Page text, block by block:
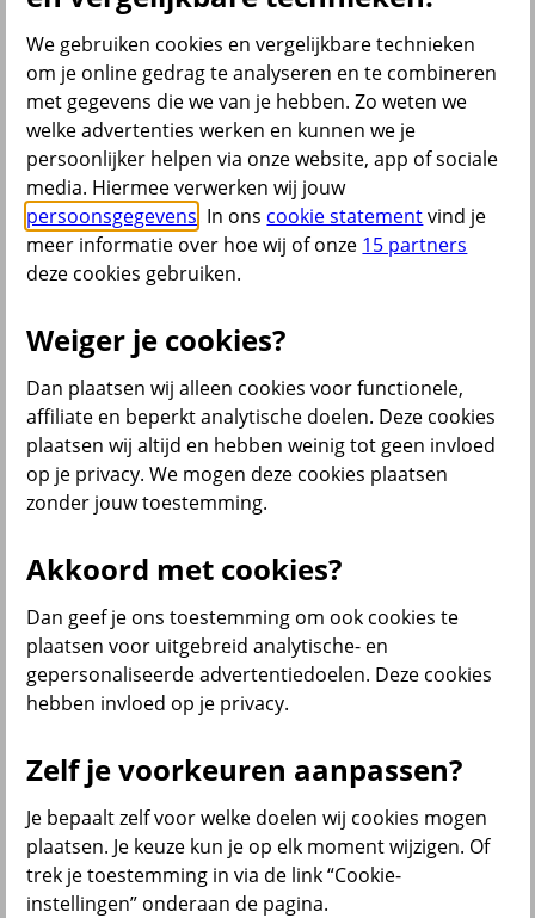
Bekijk ook
All Risk Autoverzekering
Car insurance Netherlands
Groene kaart auto
Kentekencheck
WA Autoverzekering
WA+ Beperkt Casco Autoverzekering
Bakfiets verzekeren
Collectiviteitskorting
Schade melden
Wijzigen uitvaartverzekering
terug
Beleggen
Beleggingsrekening
Beleggen
Starten met beleggen
Beleggen voor beginners
Pensioen beleggen
Periodiek beleggen
Rendement berekenen
Beleggen in beleggingsfondsen
Beleggingsfonds update
Verantwoord beleggen
Beleggen met onze app
Sparen of beleggen
We gebruiken cookies en vergelijkbare technieken
om je online gedrag te analyseren en te combineren
met gegevens die we van je hebben. Zo weten we
welke advertenties werken en kunnen we je
persoonlijker helpen via onze website, app of sociale
media. Hiermee verwerken wij jouw
persoonsgegevens . In ons cookie statementvind je
meer informatie over hoe wij of onze 15 partners
deze cookies gebruiken.
Weiger je cookies?
Dan plaatsen wij alleen cookies voor functionele,
affiliate en beperkt analytische doelen. Deze cookies
plaatsen wij altijd en hebben weinig tot geen invloed
op je privacy. We mogen deze cookies plaatsen
zonder jouw toestemming.
Akkoord met cookies?
Dan geef je ons toestemming om ook cookies te
plaatsen voor uitgebreid analytische- en
gepersonaliseerde advertentiedoelen. Deze cookies
hebben invloed op je privacy.
Zelf je voorkeuren aanpassen?
Je bepaalt zelf voor welke doelen wij cookies mogen
plaatsen. Je keuze kun je op elk moment wijzigen. Of
trek je toestemming in via de link “Cookie-
instellingen” onderaan de pagina.